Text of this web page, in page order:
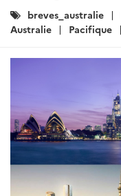
Catégories
:
breves_australie
Australie
Pacifique